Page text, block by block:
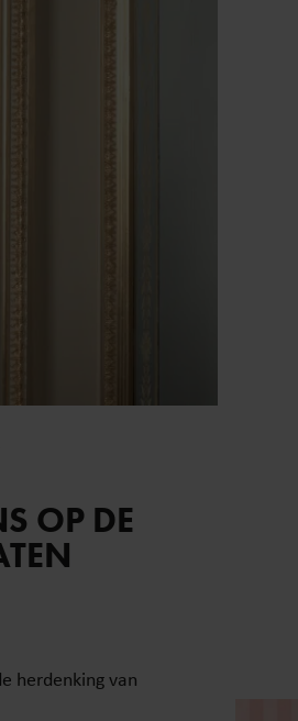
OP DE
herdenking van